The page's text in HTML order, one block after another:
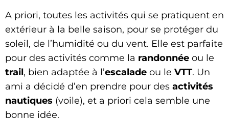
A priori, toutes les activités qui se pratiquent en
extérieur à la belle saison, pour se protéger du
soleil, de l’humidité ou du vent. Elle est parfaite
pour des activités comme la randonnée ou le
trail, bien adaptée à l’escalade ou le VTT. Un
ami a décidé d’en prendre pour des activités
nautiques (voile), et a priori cela semble une
bonne idée.